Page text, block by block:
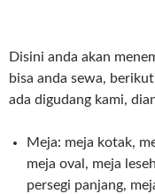
Disini anda akan
bisa anda sewa,
ada digudang kami,
Meja: meja kotak,
meja oval, meja
persegi panjang,